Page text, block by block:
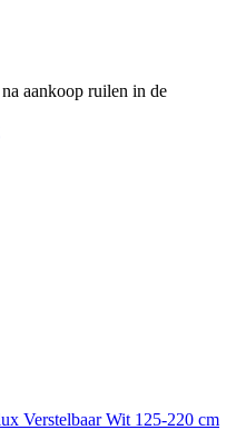
aankoop ruilen in de
Verstelbaar Wit 125-220 cm